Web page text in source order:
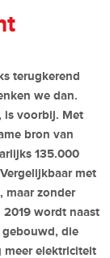
terugkerend
we dan.
is voorbij. Met
bron van
135.000
met
maar zonder
2019 wordt naast
gebouwd, die
meer elektriciteit